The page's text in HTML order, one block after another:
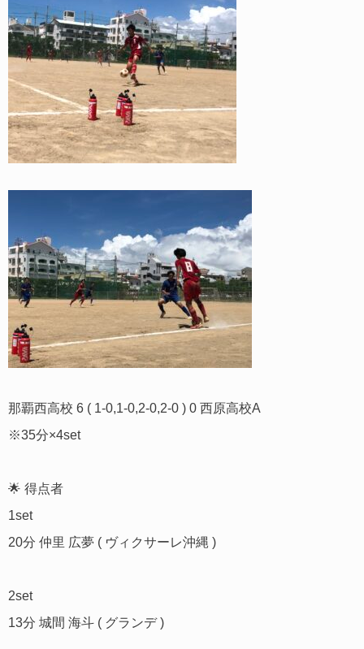
那覇西高校 6 ( 1-0,1-0,2-0,2-0 ) 0 西原高校A
※35分×4set
🌟 得点者
1set
20分 仲里 広夢 ( ヴィクサーレ沖縄 )
2set
13分 城間 海斗 ( グランデ )